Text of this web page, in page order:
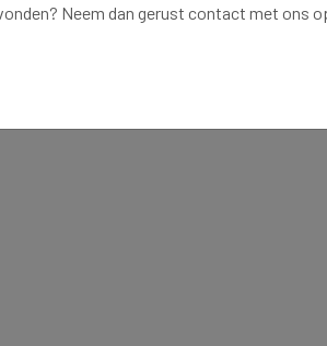
Neem dan gerust contact met ons